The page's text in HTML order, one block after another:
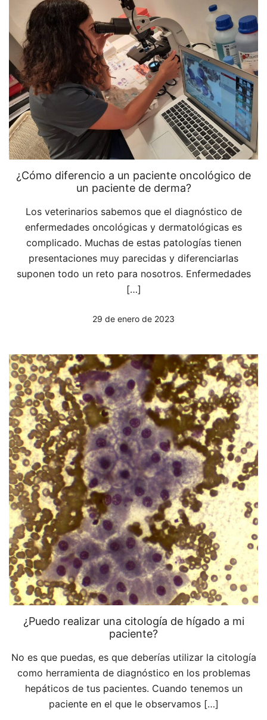
¿Cómo diferencio a un paciente oncológico de
un paciente de derma?
Los veterinarios sabemos que el diagnóstico de
enfermedades oncológicas y dermatológicas es
complicado. Muchas de estas patologías tienen
presentaciones muy parecidas y diferenciarlas
suponen todo un reto para nosotros. Enfermedades
[…]
29 de enero de 2023
¿Puedo realizar una citología de hígado a mi
paciente?
No es que puedas, es que deberías utilizar la citología
como herramienta de diagnóstico en los problemas
hepáticos de tus pacientes. Cuando tenemos un
paciente en el que le observamos […]